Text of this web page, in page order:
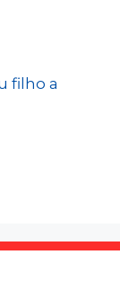
filho a